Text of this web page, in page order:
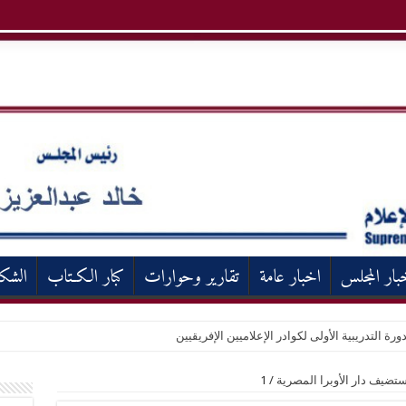
المجلس اخبار عامة تقارير وحوارات كبار الكـتاب
التدريبية الأولى لكوادر الإعلاميين الإفريقيين
دار الأوبرا المصرية /
1